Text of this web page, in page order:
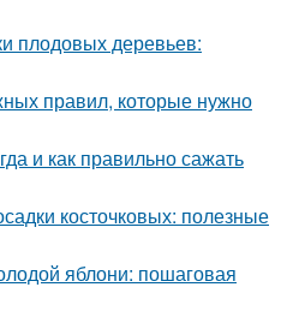
плодовых деревьев:
правил, которые нужно
и как правильно сажать
косточковых: полезные
яблони: пошаговая